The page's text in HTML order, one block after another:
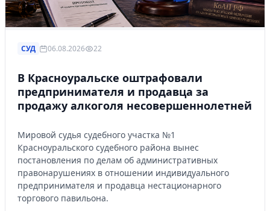
СУД 06.08.2026 22
В Красноуральске оштрафовали
предпринимателя и продавца за
продажу алкоголя несовершеннолетней
Мировой судья судебного участка №1
Красноуральского судебного района вынес
постановления по делам об административных
правонарушениях в отношении индивидуального
предпринимателя и продавца нестационарного
торгового павильона.